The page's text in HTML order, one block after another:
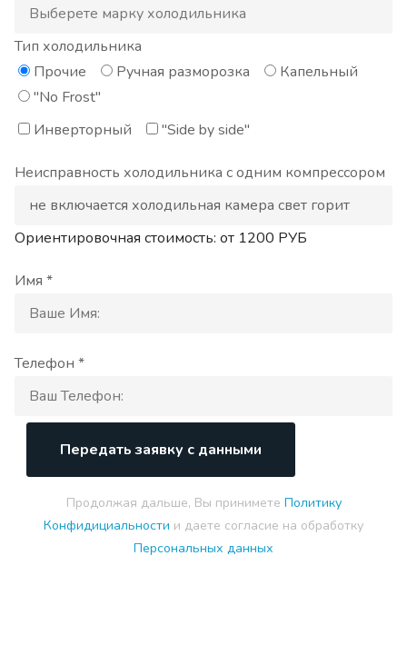
Тип холодильника
Прочие
Ручная разморозка
Капельный
"No Frost"
Инверторный
"Side by side"
Неисправность холодильника с одним компрессором
Ориентировочная стоимость: от 1200 РУБ
Имя *
Телефон *
Передать заявку с данными
Продолжая дальше, Вы принимете Политику
Конфидициальности и даете согласие на обработку
Персональных данных